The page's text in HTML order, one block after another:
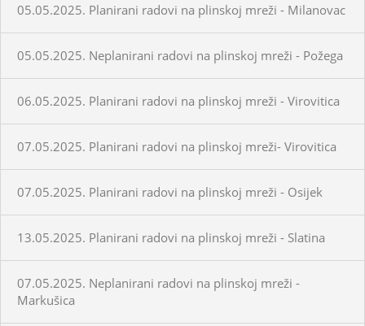
05.05.2025. Planirani radovi na plinskoj mreži - Milanovac
05.05.2025. Neplanirani radovi na plinskoj mreži - Požega
06.05.2025. Planirani radovi na plinskoj mreži - Virovitica
07.05.2025. Planirani radovi na plinskoj mreži- Virovitica
07.05.2025. Planirani radovi na plinskoj mreži - Osijek
13.05.2025. Planirani radovi na plinskoj mreži - Slatina
07.05.2025. Neplanirani radovi na plinskoj mreži -
Markušica